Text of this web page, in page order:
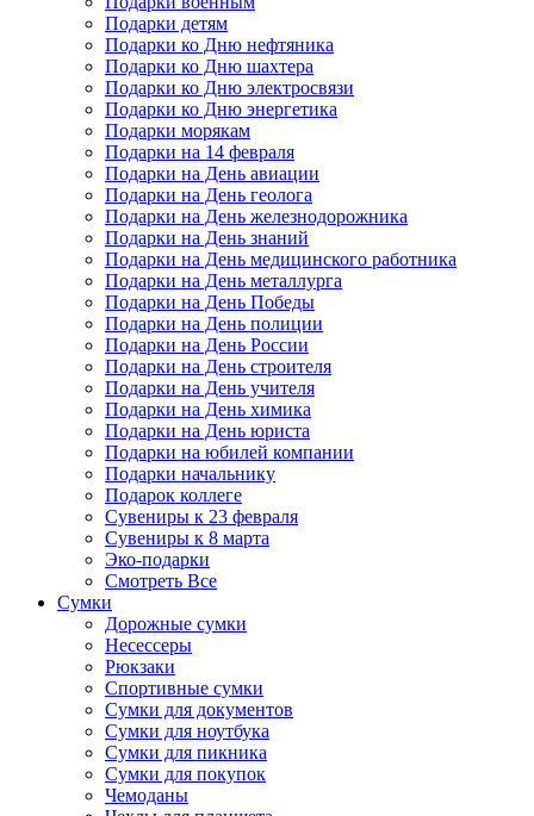
Подарки детям
Подарки ко Дню нефтяника
Подарки ко Дню шахтера
Подарки ко Дню электросвязи
Подарки ко Дню энергетика
Подарки морякам
Подарки на 14 февраля
Подарки на День авиации
Подарки на День геолога
Подарки на День железнодорожника
Подарки на День знаний
Подарки на День медицинского работника
Подарки на День металлурга
Подарки на День Победы
Подарки на День полиции
Подарки на День России
Подарки на День строителя
Подарки на День учителя
Подарки на День химика
Подарки на День юриста
Подарки на юбилей компании
Подарки начальнику
Подарок коллеге
Сувениры к 23 февраля
Сувениры к 8 марта
Эко-подарки
Смотреть Все
Сумки
Дорожные сумки
Несессеры
Рюкзаки
Спортивные сумки
Сумки для документов
Сумки для ноутбука
Сумки для пикника
Сумки для покупок
Чемоданы